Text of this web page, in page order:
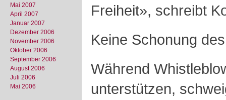
Mai 2007
April 2007
Januar 2007
Dezember 2006
November 2006
Oktober 2006
September 2006
August 2006
Juli 2006
Mai 2006
Freiheit», schreibt
Keine Schonung
Während
unterstützen,